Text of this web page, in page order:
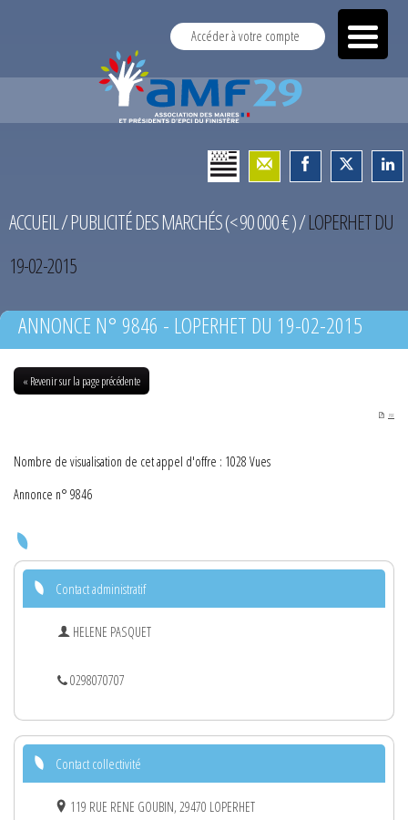
Accéder à votre compte
ACCUEIL/PUBLICITÉ DES MARCHÉS (< 90 000 € )/LOPERHET DU
19-02-2015
ANNONCE N° 9846 - LOPERHET DU 19-02-2015
« Revenir sur la page précédente
PDF
Nombre de visualisation de cet appel d'offre : 1028 Vues
Annonce n° 9846
Contact administratif
HELENE PASQUET
0298070707
Contact collectivité
119 RUE RENE GOUBIN, 29470 LOPERHET